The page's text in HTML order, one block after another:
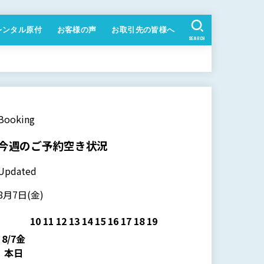
ンタル原付 お客様の声 お取引先の皆様へ
SEARCH